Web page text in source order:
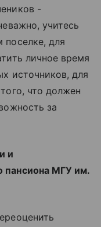
-
учитесь
поселке, для
личное время
источников, для
что должен
за
и
пансиона МГУ им.